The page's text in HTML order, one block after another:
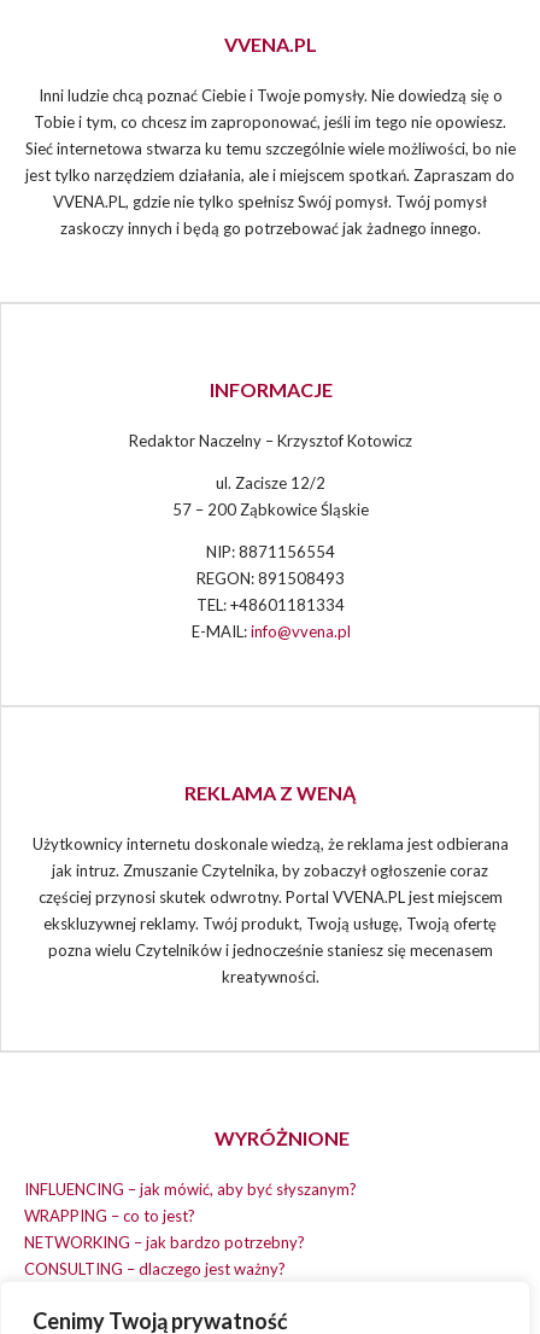
Cenimy Twoją prywatność
VVENA.PL
Inni ludzie chcą poznać Ciebie i Twoje pomysły. Nie dowiedzą się o
Tobie i tym, co chcesz im zaproponować, jeśli im tego nie opowiesz.
Sieć internetowa stwarza ku temu szczególnie wiele możliwości, bo nie
jest tylko narzędziem działania, ale i miejscem spotkań. Zapraszam do
VVENA.PL, gdzie nie tylko spełnisz Swój pomysł. Twój pomysł
zaskoczy innych i będą go potrzebować jak żadnego innego.
INFORMACJE
Redaktor Naczelny – Krzysztof Kotowicz
ul. Zacisze 12/2
57 – 200 Ząbkowice Śląskie
NIP: 8871156554
REGON: 891508493
TEL: +48601181334
E-MAIL:info@vvena.pl
REKLAMA Z WENĄ
Użytkownicy internetu doskonale wiedzą, że reklama jest odbierana
jak intruz. Zmuszanie Czytelnika, by zobaczył ogłoszenie coraz
częściej przynosi skutek odwrotny. Portal VVENA.PL jest miejscem
ekskluzywnej reklamy. Twój produkt, Twoją usługę, Twoją ofertę
pozna wielu Czytelników i jednocześnie staniesz się mecenasem
kreatywności.
WYRÓŻNIONE
INFLUENCING – jak mówić, aby być słyszanym?
WRAPPING – co to jest?
NETWORKING – jak bardzo potrzebny?
CONSULTING – dlaczego jest ważny?
EARNING – jak zarobić na dobrym pomyśle?